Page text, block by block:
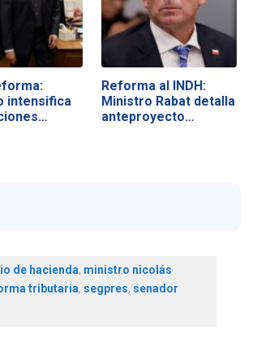
intensifica
Reforma al INDH:
Ministro Rabat detalla
anteproyecto…
de hacienda, ministro nicolás
tributaria, segpres, senador